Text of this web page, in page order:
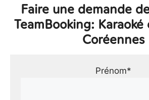
Faire une demande
TeamBooking:
Coréennes
Prénom*